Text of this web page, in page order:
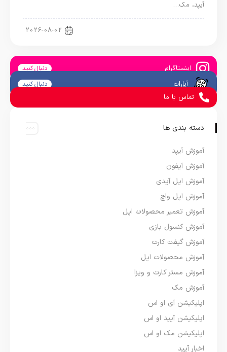
آیپد، مک…
2026-08-02
اینستاگرام دنبال کنید
آپارات دنبال کنید
تماس با ما
دسته بندی ها
آموزش آیپد
آموزش آیفون
آموزش اپل آیدی
آموزش اپل واچ
آموزش تعمیر محصولات اپل
آموزش کنسول بازی
آموزش گیفت کارت
آموزش محصولات اپل
آموزش مستر کارت و ویزا
آموزش مک
اپلیکیشن آی او اس
اپلیکیشن آیپد او اس
اپلیکیشن مک او اس
اخبار آیپد